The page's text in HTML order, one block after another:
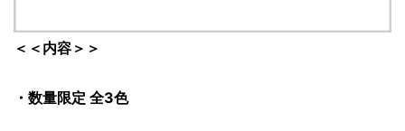
＜＜内容＞＞
・数量限定 全3色